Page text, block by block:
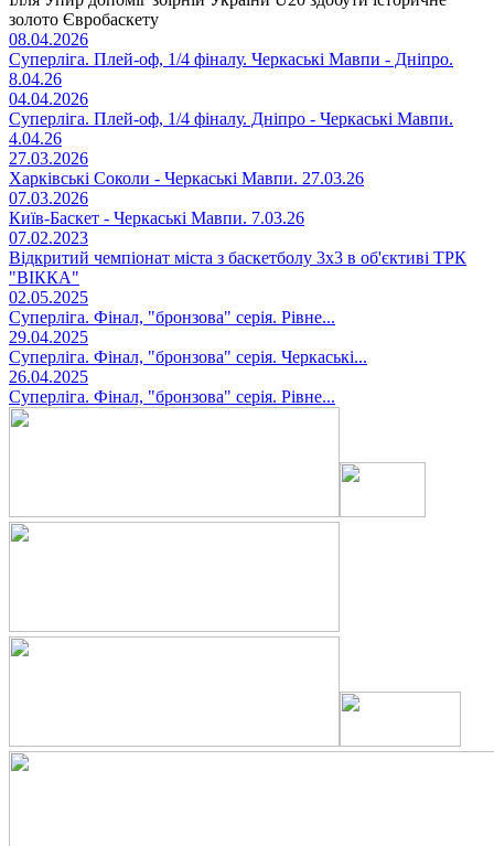
золото Євробаскету
08.04.2026
Суперліга. Плей-оф, 1/4 фіналу. Черкаські Мавпи - Дніпро.
8.04.26
04.04.2026
Суперліга. Плей-оф, 1/4 фіналу. Дніпро - Черкаські Мавпи.
4.04.26
27.03.2026
Харківські Соколи - Черкаські Мавпи. 27.03.26
07.03.2026
Київ-Баскет - Черкаські Мавпи. 7.03.26
07.02.2023
Відкритий чемпіонат міста з баскетболу 3х3 в об'єктиві ТРК
"ВІККА"
02.05.2025
Суперліга. Фінал, "бронзова" серія. Рівне...
29.04.2025
Суперліга. Фінал, "бронзова" серія. Черкаські...
26.04.2025
Суперліга. Фінал, "бронзова" серія. Рівне...